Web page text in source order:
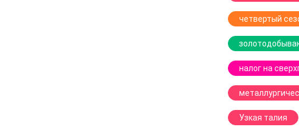
четвертый
налог на
Узкая талия